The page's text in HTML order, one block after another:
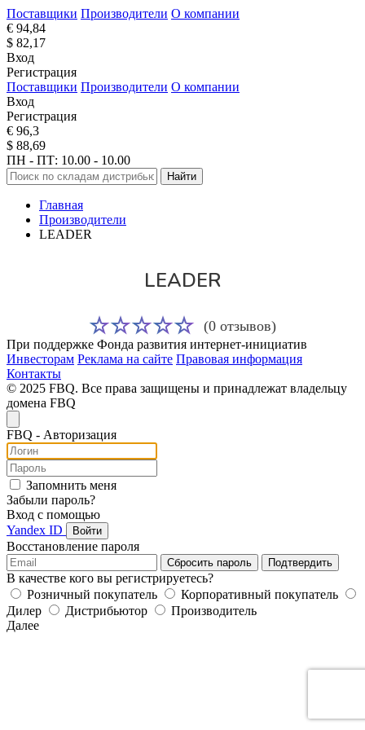
Поставщики Производители О компании
€ 94,84
$ 82,17
Вход
Регистрация
Поставщики Производители О компании
Вход
Регистрация
€ 96,3
$ 88,69
ПН - ПТ: 10.00 - 10.00
Найти
Главная
Производители
LEADER
LEADER
(0 отзывов)
При поддержке Фонда развития интернет-инициатив
Инвесторам Реклама на сайте Правовая информация
Контакты
© 2025 FBQ. Все права защищены и принадлежат владельцу
домена FBQ
FBQ - Авторизация
Запомнить меня
Забыли пароль?
Вход с помощью
Yandex ID
Войти
Восстановление пароля
Сбросить пароль Подтвердить
В качестве кого вы регистрируетесь?
Розничный покупатель
Корпоративный покупатель
Дилер
Дистрибьютор
Производитель
Далее